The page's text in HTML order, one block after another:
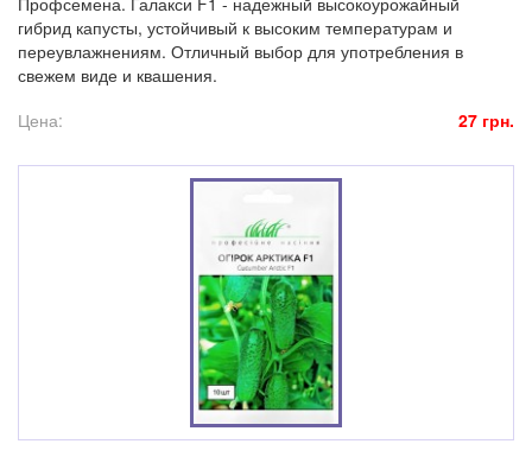
гибрид капусты, устойчивый к высоким температурам и
переувлажнениям. Отличный выбор для употребления в
свежем виде и квашения.
Цена:
27 грн.